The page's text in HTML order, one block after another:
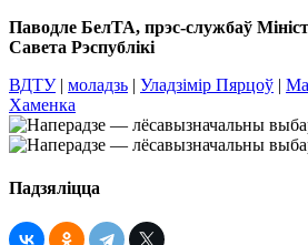
Паводле БелТА, прэс-службаў
Савета Рэспублікі
ВДТУ | моладзь | Уладзімір Пярцоў |
Хаменка
Падзяліцца